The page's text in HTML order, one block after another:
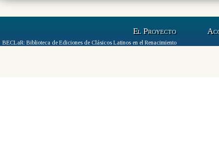
El Proyecto
BECLaR: Biblioteca de Ediciones de Clásicos Latinos en el Renacimiento